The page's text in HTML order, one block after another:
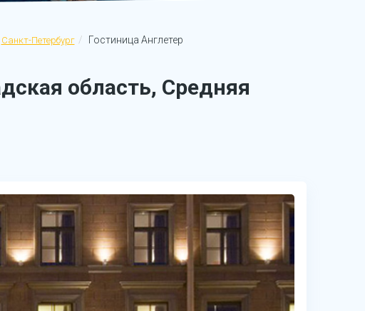
Санкт-Петербург Гостиница Англетер
область, Средняя